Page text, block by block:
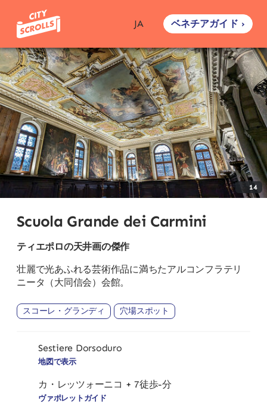
JA ベネチアガイド ›
14
Scuola Grande dei Carmini
ティエポロの天井画の傑作
壮麗で光あふれる芸術作品に満ちたアルコンフラテリ
ニータ（大同信会）会館。
スコーレ・グランディ 穴場スポット
Sestiere Dorsoduro
地図で表示
カ・レッツォーニコ + 7徒歩-分
ヴァポレットガイド